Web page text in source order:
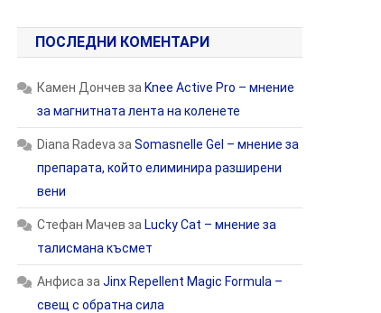
ПОСЛЕДНИ КОМЕНТАРИ
Камен Дончев за Knee Active Pro – мнение
за магнитната лента на коленете
Diana Radeva заSomasnelle Gel – мнение за
препарата, който елиминира разширени
вени
Стефан Мачев за Lucky Cat – мнение за
талисмана късмет
Анфиса заJinx Repellent Magic Formula –
свещ с обратна сила